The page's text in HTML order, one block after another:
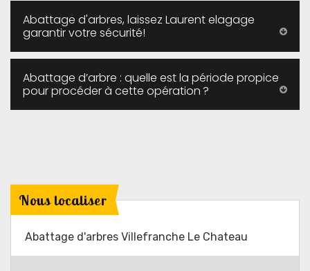
Abattage d'arbres, laissez Laurent elagage
garantir votre sécurité!
Abattage d’arbre : quelle est la période propice
pour procéder à cette opération ?
Nous localiser
Abattage d'arbres Villefranche Le Chateau